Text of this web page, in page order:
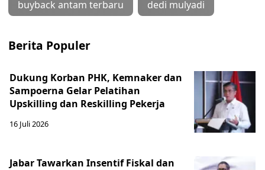
buyback antam terbaru dedi mulyadi
Berita Populer
Dukung Korban PHK, Kemnaker dan
Sampoerna Gelar Pelatihan
Upskilling dan Reskilling Pekerja
16 Juli 2026
Jabar Tawarkan Insentif Fiskal dan